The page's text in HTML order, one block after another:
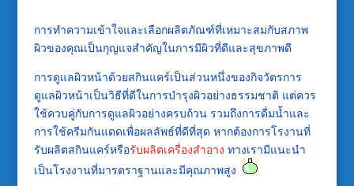
การทำความเข้าใจและเลือกผลิตภัณฑ์ที่เหมาะสมกับสภาพ
ผิวของคุณเป็นกุญแจสำคัญในการมีผิวที่ดีและสุขภาพดี
การดูแลผิวหน้าด้วยสกินแคร์เป็นส่วนหนึ่งของกิจวัตรการ
ดูแลผิวหน้าเป็นวิธีที่ดีในการบำรุงผิวอย่างธรรมชาติ แต่ควร
ใช้ควบคู่กับการดูแลผิวอย่างครบถ้วน รวมถึงการดื่มน้ำและ
การใช้ครีมกันแดดเพื่อผลลัพธ์ที่ดีที่สุด หากต้องการโรงานที่
รับผลิตสกินแคร์หรือรับผลิตเครื่องสำอาง ทางเรามีแนะนำ
เป็นโรงงานที่มารตราฐานและมีคุณภาพสูง